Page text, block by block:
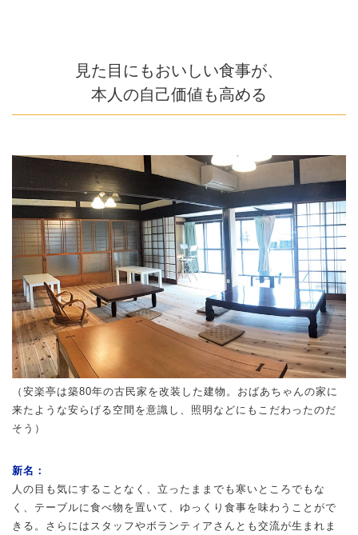
見た目にもおいしい食事が、
本人の自己価値も高める
（安楽亭は築80年の古民家を改装した建物。おばあちゃんの家に
来たような安らげる空間を意識し、照明などにもこだわったのだ
そう）
新名：
人の目も気にすることなく、立ったままでも寒いところでもな
く、テーブルに食べ物を置いて、ゆっくり食事を味わうことがで
きる。さらにはスタッフやボランティアさんとも交流が生まれま